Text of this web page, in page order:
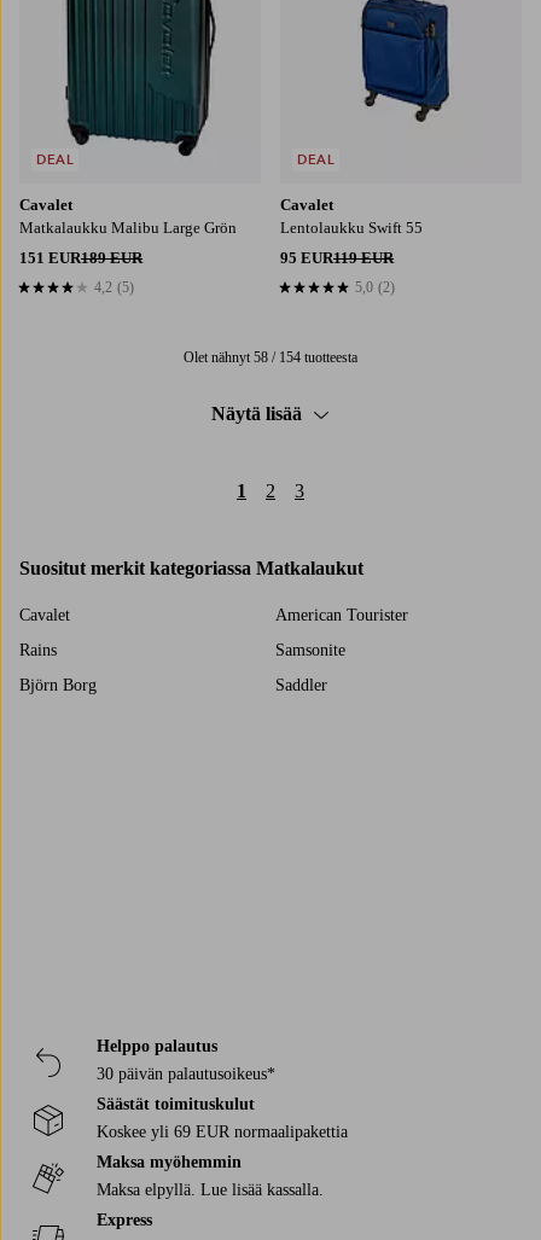
Cavalet
Matkalaukku Malibu Large Grön
151 EUR189 EUR
4,2 perustuen 5 arvosanaan
4,2 (5)
DEAL
Cavalet
Lentolaukku Swift 55
95 EUR119 EUR
5,0 perustuen 2 arvosanaan
5,0 (2)
DEAL
Olet nähnyt 58 / 154 tuotteesta
Näytä lisää
1 2 3
Suositut merkit kategoriassa Matkalaukut
Cavalet
American Tourister
Rains
Samsonite
Björn Borg
Saddler
Helppo palautus
30 päivän palautusoikeus*
Säästät toimituskulut
Koskee yli 69 EUR normaalipakettia
Maksa myöhemmin
Maksa elpyllä. Lue lisää kassalla.
Express